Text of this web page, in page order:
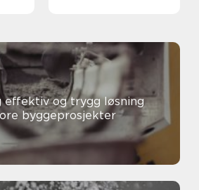
byggeprosjekter